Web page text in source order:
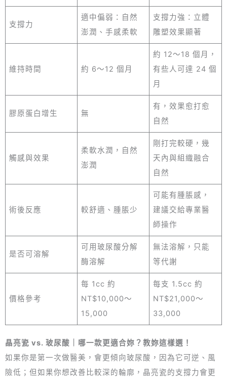
支撐力
適中偏弱：自然
澎潤、手感柔軟
支撐力強：立體
雕塑效果顯著
維持時間 約 6～12 個月
約 12～18 個月，
有些人可達 24 個
月
膠原蛋白增生 無
有，效果愈打愈
自然
觸感與效果
柔軟水潤，自然
澎潤
剛打完較硬，幾
天內與組織融合
自然
術後反應 較舒適、腫脹少
可能有腫脹感，
建議交給專業醫
師操作
是否可溶解
可用玻尿酸分解
酶溶解
無法溶解，只能
等代謝
價格參考
每 1cc 約
NT$10,000～
15,000
每支 1.5cc 約
NT$21,000～
33,000
晶亮瓷 vs. 玻尿酸｜哪一款更適合妳？教妳這樣選！
如果你是第一次做醫美，會更傾向玻尿酸，因為它可逆、風
險低；但如果你想改善比較深的輪廓，晶亮瓷的支撐力會更